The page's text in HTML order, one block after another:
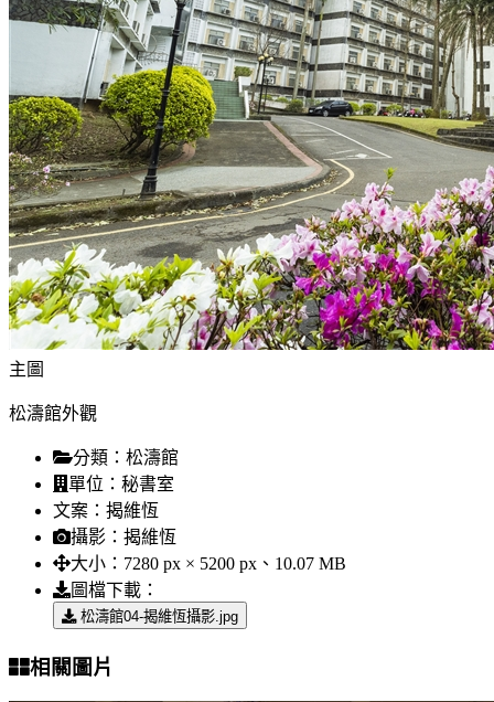
主圖
松濤館外觀
分類： 松濤館
單位： 秘書室
文案： 揭維恆
攝影： 揭維恆
大小： 7280 px × 5200 px、10.07 MB
圖檔下載：
松濤館04-揭維恆攝影.jpg
相關圖片